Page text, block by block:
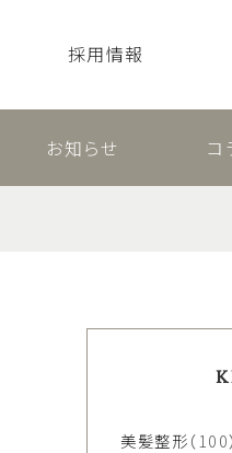
採用情報
お知らせ コ
美髪整形（100）